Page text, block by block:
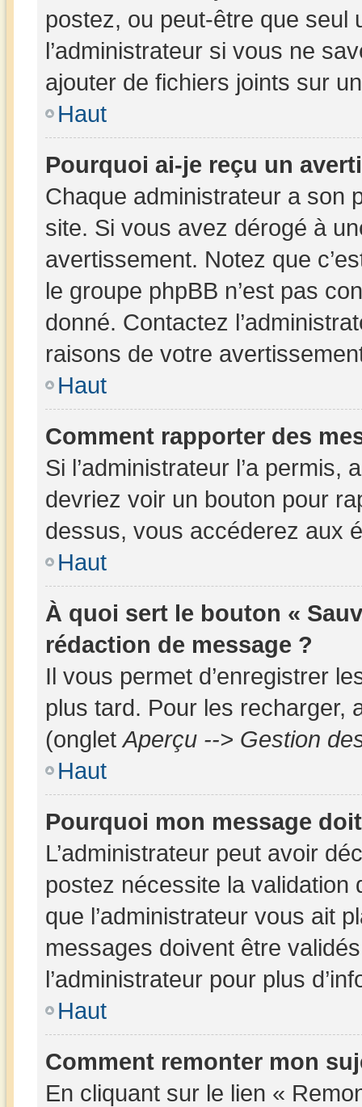
postez, ou peut-être que seul
l’administrateur si vous ne
ajouter de fichiers joints sur
Haut
Pourquoi ai-je reçu un
Chaque administrateur a son
site. Si vous avez dérogé à
avertissement. Notez que
le groupe phpBB n’est pas
donné. Contactez
raisons de votre
Haut
Comment rapporter des
Si l’administrateur l’a
devriez voir un bouton pour
dessus, vous accéderez aux
Haut
À quoi sert le bouton «
rédaction de message ?
Il vous permet d’enregistrer
plus tard. Pour les recharger,
(ongletAperçu --> Gestion
Haut
Pourquoi mon message
L’administrateur peut avoir
postez nécessite la
que l’administrateur vous ait
messages doivent être
l’administrateur pour plus
Haut
Comment remonter mon
En cliquant sur le lien «